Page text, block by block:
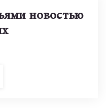
новостью